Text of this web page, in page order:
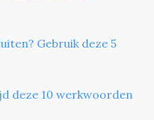
Gebruik deze 5
deze 10 werkwoorden